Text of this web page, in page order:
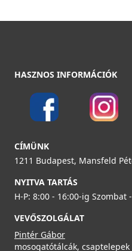
HASZNOS INFORMÁCIÓK
CÍMÜNK
1211 Budapest, Mansfeld
NYITVA TARTÁS
H-P: 8:00 - 16:00-ig Szombat
VEVŐSZOLGÁLAT
Pintér Gábor
mosogatótálcák, csaptelepek